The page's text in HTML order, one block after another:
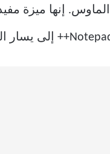
إنها ميزة